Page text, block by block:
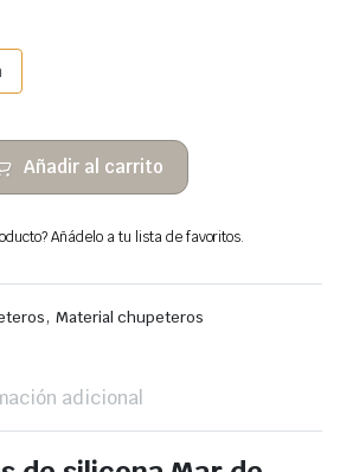
Añadir al carrito
Añádelo a tu lista de favoritos.
,Material chupeteros
adicional